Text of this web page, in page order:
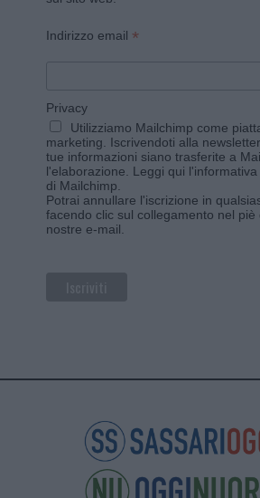
Indirizzo email *
Privacy
Utilizziamo Mailchimp come
marketing. Iscrivendoti alla
tue informazioni siano trasferite a
l'elaborazione. Leggi qui
di Mailchimp
Potrai annullare l'iscrizione in
facendo clic sul collegamento nel piè
nostre e-mail.